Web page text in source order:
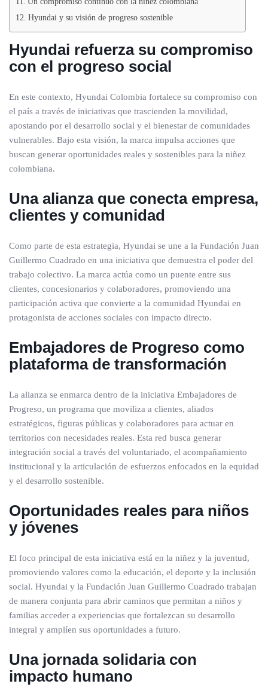
Hyundai y su visión de progreso sostenible
Hyundai refuerza su compromiso
con el progreso social
En este contexto, Hyundai Colombia fortalece su compromiso con
el país a través de iniciativas que trascienden la movilidad,
apostando por el desarrollo social y el bienestar de comunidades
vulnerables. Bajo esta visión, la marca impulsa acciones que
buscan generar oportunidades reales y sostenibles para la niñez
colombiana.
Una alianza que conecta empresa,
clientes y comunidad
Como parte de esta estrategia, Hyundai se une a la Fundación Juan
Guillermo Cuadrado en una iniciativa que demuestra el poder del
trabajo colectivo. La marca actúa como un puente entre sus
clientes, concesionarios y colaboradores, promoviendo una
participación activa que convierte a la comunidad Hyundai en
protagonista de acciones sociales con impacto directo.
Embajadores de Progreso como
plataforma de transformación
La alianza se enmarca dentro de la iniciativa Embajadores de
Progreso, un programa que moviliza a clientes, aliados
estratégicos, figuras públicas y colaboradores para actuar en
territorios con necesidades reales. Esta red busca generar
integración social a través del voluntariado, el acompañamiento
institucional y la articulación de esfuerzos enfocados en la equidad
y el desarrollo sostenible.
Oportunidades reales para niños
y jóvenes
El foco principal de esta iniciativa está en la niñez y la juventud,
promoviendo valores como la educación, el deporte y la inclusión
social. Hyundai y la Fundación Juan Guillermo Cuadrado trabajan
de manera conjunta para abrir caminos que permitan a niños y
familias acceder a experiencias que fortalezcan su desarrollo
integral y amplíen sus oportunidades a futuro.
Una jornada solidaria con
impacto humano